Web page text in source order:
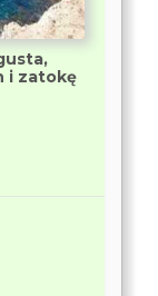
i zatokę